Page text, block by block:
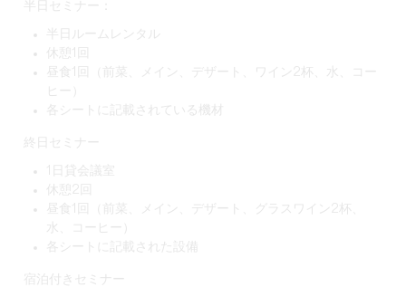
半日セミナー：
半日ルームレンタル
昼食1回（前菜、メイン、デザート、ワイン2杯、水、コー
ヒー）
各シートに記載されている機材
終日セミナー
1日貸会議室
昼食1回（前菜、メイン、デザート、グラスワイン2杯、
水、コーヒー）
各シートに記載された設備
宿泊付きセミナー